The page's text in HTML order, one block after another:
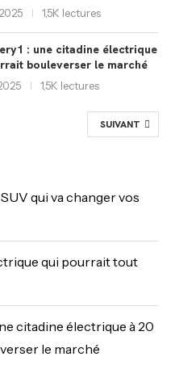
1,5K lectures
: une citadine électrique
bouleverser le marché
1,5K lectures
SUIVANT
qui va changer vos
qui pourrait tout
citadine électrique à 20
le marché